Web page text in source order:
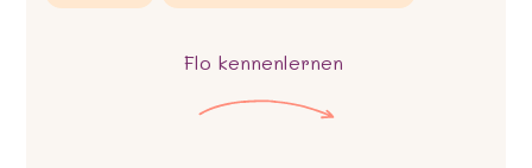
Flo kennenlernen